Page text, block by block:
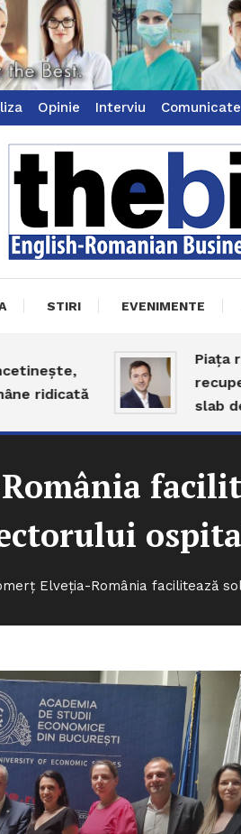
Opinie Interviu
STIRI EVENIMENTE
Piața
slab de an
Elveția-România facilitează